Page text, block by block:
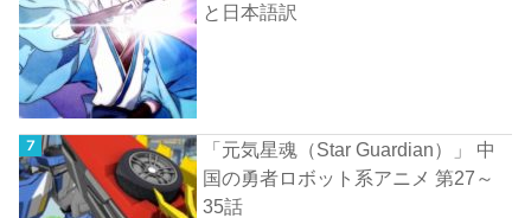
と日本語訳
「元気星魂（Star Guardian）」 中
国の勇者ロボット系アニメ 第27～
35話